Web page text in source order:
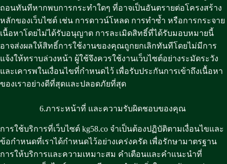
ถอนทันทีหากพบการกระทำใดๆ ที่อาจเป็นอันตรายต่อโครงสร้าง
หลักของเว็บไซต์ เช่น การดาวน์โหลด การทำซ้ำ หรือการกระจาย
เนื้อหาโดยไม่ได้รับอนุญาต การละเมิดสิทธิ์ที่ได้รับมอบหมายนี้
อาจส่งผลให้สิทธิ์การใช้งานของคุณถูกยกเลิกทันทีโดยไม่มีการ
แจ้งให้ทราบล่วงหน้า ผู้ใช้จึงควรใช้งานเว็บไซต์อย่างระมัดระวัง
และเคารพในเงื่อนไขที่กำหนดไว้ เพื่อรับประกันการเข้าถึงเนื้อหา
ของเราอย่างดีที่สุดและปลอดภัยที่สุด
6.ภาระหน้าที่ และความรับผิดชอบของคุณ
การใช้บริการที่เว็บไซต์ kg58.co จำเป็นต้องปฏิบัติตามเงื่อนไขและ
ข้อกำหนดที่เราได้กำหนดไว้อย่างเคร่งครัด เพื่อรักษามาตรฐาน
การให้บริการและความเหมาะสม คำเตือนและคำแนะนำที่